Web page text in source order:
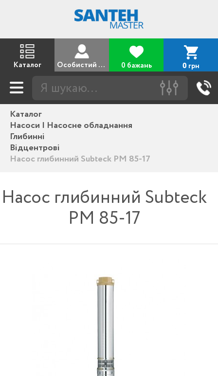
Каталог Особистий кабінет 0 бажань 0 грн
Каталог
Насоси | Насосне обладнання
Глибинні
Відцентрові
Насос глибинний Subteck PM 85-17
Насос глибинний Subteck
PM 85-17